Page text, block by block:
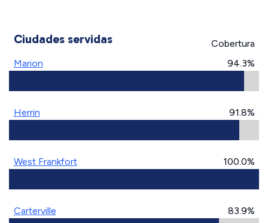
Ciudades servidas
Cobertura
Marion
94.3%
Herrin 91.8%
West Frankfort 100.0%
Carterville 83.9%